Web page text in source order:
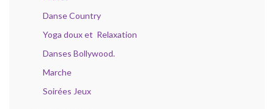
Danse Country
Yoga doux et Relaxation
Danses Bollywood.
Marche
Soirées Jeux